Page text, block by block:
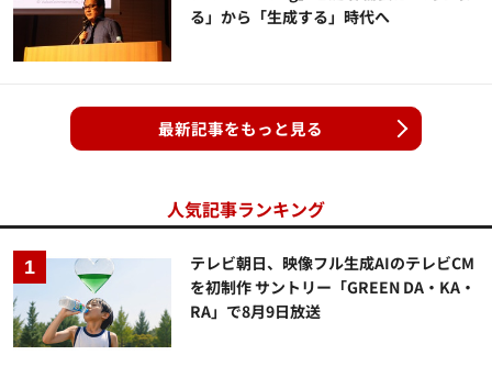
る」から「生成する」時代へ
最新記事をもっと見る
人気記事ランキング
テレビ朝日、映像フル生成AIのテレビCM
を初制作 サントリー「GREEN DA・KA・
RA」で8月9日放送